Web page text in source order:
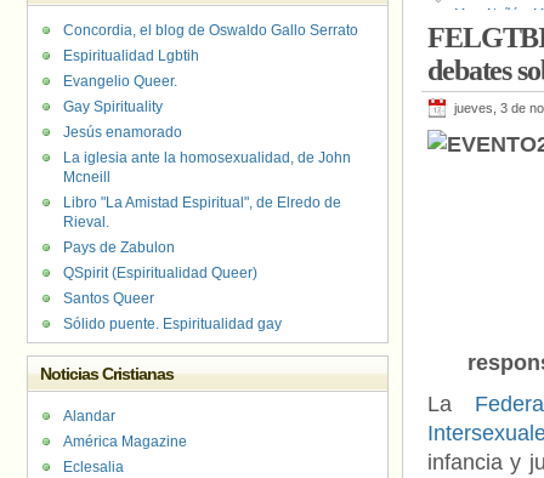
Mota Nuñéz
debates
jueves, 3 de
La
infancia y
Concordia, el blog de Oswaldo Gallo Serrato
Espiritualidad Lgbtih
Evangelio Queer.
Gay Spirituality
Jesús enamorado
La iglesia ante la homosexualidad, de John
Mcneill
Libro "La Amistad Espiritual", de Elredo de
Rieval.
Pays de Zabulon
QSpirit (Espiritualidad Queer)
Santos Queer
Sólido puente. Espiritualidad gay
Noticias Cristianas
Alandar
América Magazine
Eclesalia